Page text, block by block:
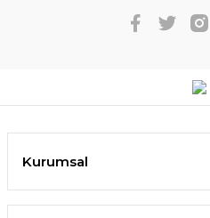
Kurumsal